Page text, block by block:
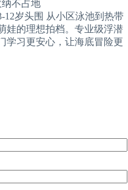
不占地
12岁头围 从小区泳池到热带
娃的理想拍档。专业级浮潜
学习更安心，让海底冒险更